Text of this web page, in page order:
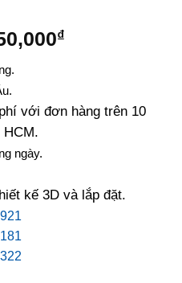
₫Giá
13,150,000₫.
với đơn hàng trên 10
HCM.
ngày.
kế 3D và lắp đặt.